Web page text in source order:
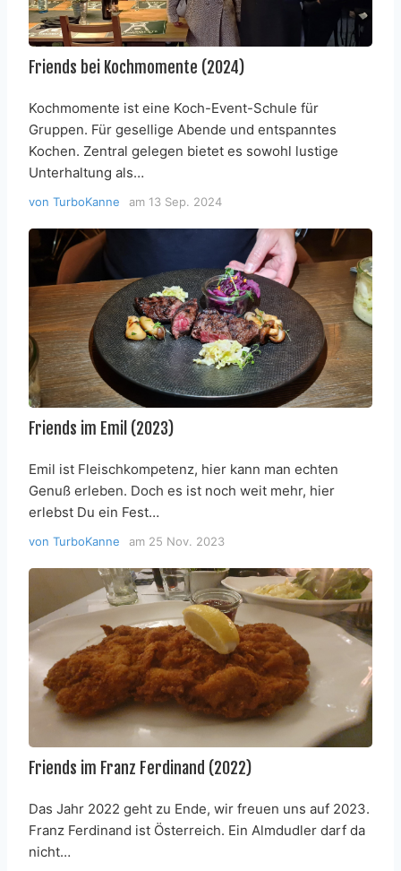
Friends bei Kochmomente (2024)
Kochmomente ist eine Koch-Event-Schule für
Gruppen. Für gesellige Abende und entspanntes
Kochen. Zentral gelegen bietet es sowohl lustige
Unterhaltung als…
von TurboKanne am 13 Sep. 2024
Friends im Emil (2023)
Emil ist Fleischkompetenz, hier kann man echten
Genuß erleben. Doch es ist noch weit mehr, hier
erlebst Du ein Fest…
von TurboKanne am 25 Nov. 2023
Friends im Franz Ferdinand (2022)
Das Jahr 2022 geht zu Ende, wir freuen uns auf 2023.
Franz Ferdinand ist Österreich. Ein Almdudler darf da
nicht…